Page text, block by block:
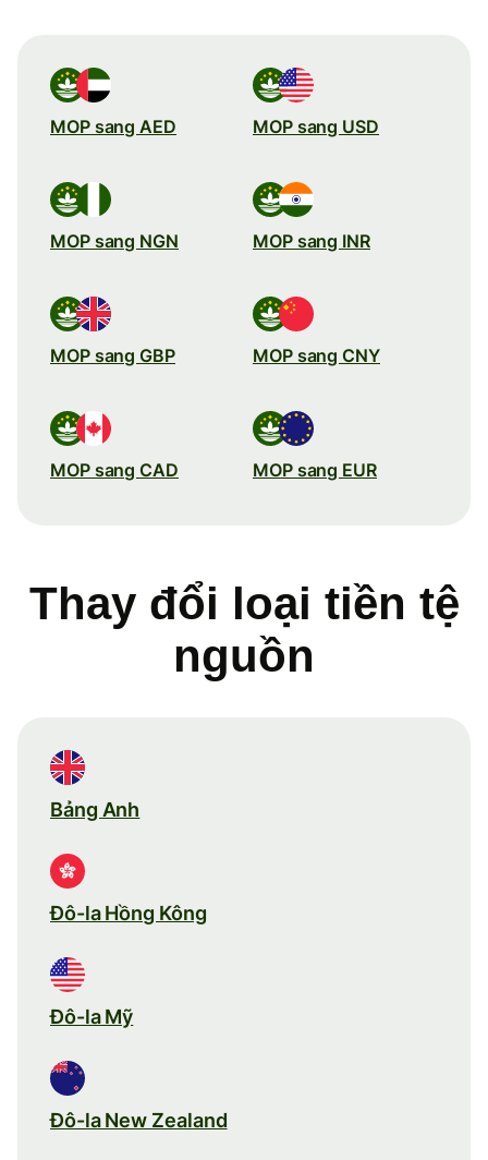
MOP sang AED MOP sang USD
MOP sang NGN MOP sang INR
MOP sang GBP MOP sang CNY
MOP sang CAD MOP sang EUR
Thay đổi loại tiền tệ
nguồn
Bảng Anh
Đô-la Hồng Kông
Đô-la Mỹ
Đô-la New Zealand